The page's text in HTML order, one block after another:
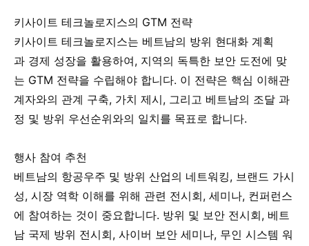
키사이트 테크놀로지스의 GTM 전략
키사이트 테크놀로지스는 베트남의 방위 현대화 계획
과 경제 성장을 활용하여, 지역의 독특한 보안 도전에 맞
는 GTM 전략을 수립해야 합니다. 이 전략은 핵심 이해관
계자와의 관계 구축, 가치 제시, 그리고 베트남의 조달 과
정 및 방위 우선순위와의 일치를 목표로 합니다.
행사 참여 추천
베트남의 항공우주 및 방위 산업의 네트워킹, 브랜드 가시
성, 시장 역학 이해를 위해 관련 전시회, 세미나, 컨퍼런스
에 참여하는 것이 중요합니다. 방위 및 보안 전시회, 베트
남 국제 방위 전시회, 사이버 보안 세미나, 무인 시스템 워